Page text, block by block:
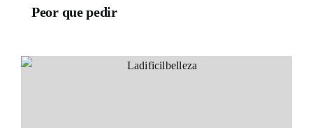
Peor que pedir